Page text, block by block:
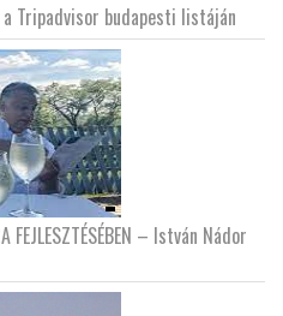
Tripadvisor budapesti listáján
FEJLESZTÉSÉBEN – István Nádor